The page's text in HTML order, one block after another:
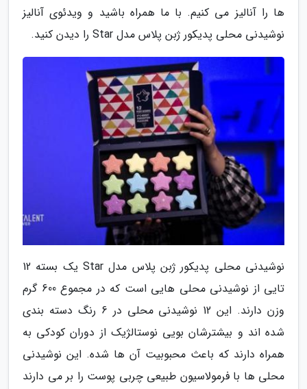
ها را آنالیز می کنیم. با ما همراه باشید و ویدئوی آنالیز
نوشیدنی محلی پدیکور ژبن پلاس مدل Star را دیدن کنید.
نوشیدنی محلی پدیکور ژبن پلاس مدل Star یک بسته 12
تایی از نوشیدنی محلی هایی است که در مجموع 600 گرم
وزن دارند. این 12 نوشیدنی محلی در 6 رنگ دسته بندی
شده اند و بیشترشان بویی نوستالژیک از دوران کودکی به
همراه دارند که باعث محبوبیت آن ها شده. این نوشیدنی
محلی ها با فرمولاسیون طبیعی چربی پوست را بر می دارند